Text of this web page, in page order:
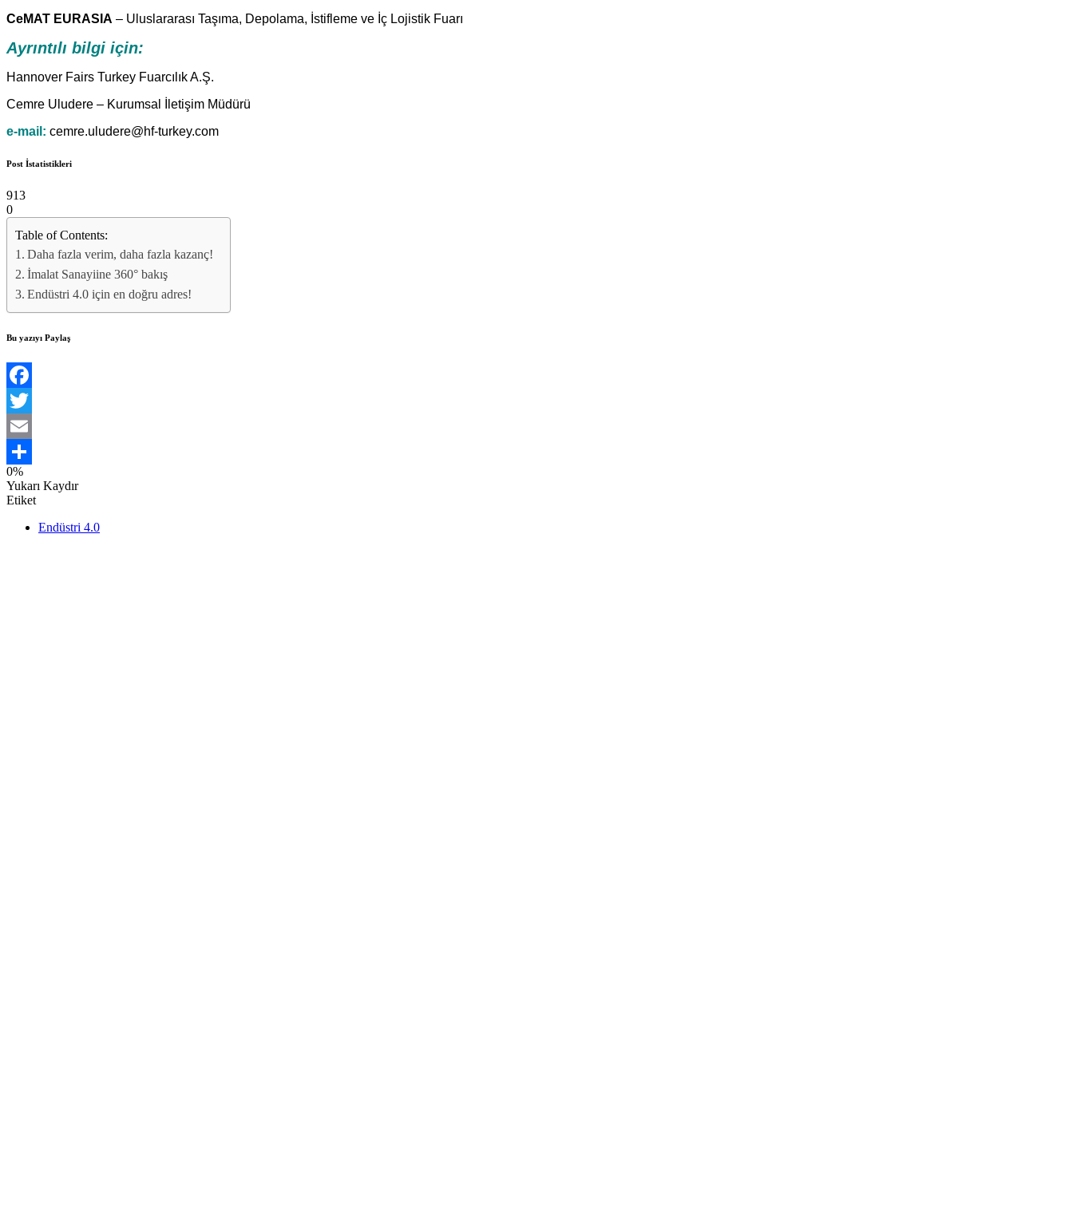
CeMAT EURASIA – Uluslararası Taşıma, Depolama, İstifleme ve İç Lojistik Fuarı
Ayrıntılı bilgi için:
Hannover Fairs Turkey Fuarcılık A.Ş.
Cemre Uludere – Kurumsal İletişim Müdürü
e-mail: cemre.uludere@hf-turkey.com
Post İstatistikleri
913
0
Table of Contents:
Daha fazla verim, daha fazla kazanç!
İmalat Sanayiine 360° bakış
Endüstri 4.0 için en doğru adres!
Bu yazıyı Paylaş
Facebook
Twitter
Email
Share
0%
Yukarı Kaydır
Etiket
Endüstri 4.0